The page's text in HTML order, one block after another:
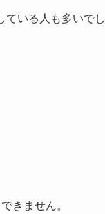
ている人も多いでし
きません。